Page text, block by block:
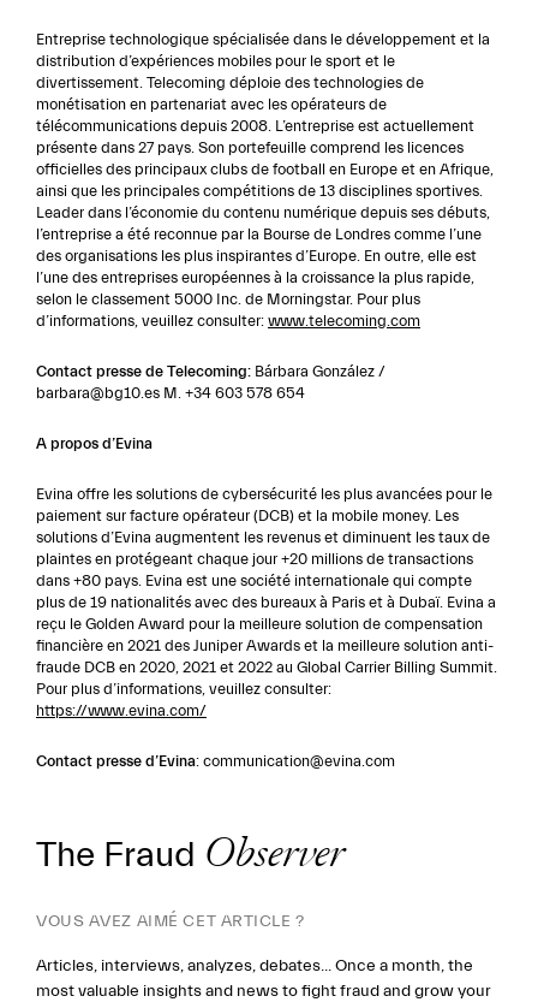
Entreprise technologique spécialisée dans le développement et la
distribution d’expériences mobiles pour le sport et le
divertissement. Telecoming déploie des technologies de
monétisation en partenariat avec les opérateurs de
télécommunications depuis 2008. L’entreprise est actuellement
présente dans 27 pays. Son portefeuille comprend les licences
officielles des principaux clubs de football en Europe et en Afrique,
ainsi que les principales compétitions de 13 disciplines sportives.
Leader dans l’économie du contenu numérique depuis ses débuts,
l’entreprise a été reconnue par la Bourse de Londres comme l’une
des organisations les plus inspirantes d’Europe. En outre, elle est
l’une des entreprises européennes à la croissance la plus rapide,
selon le classement 5000 Inc. de Morningstar. Pour plus
d’informations, veuillez consulter: www.telecoming.com
Contact presse de Telecoming: Bárbara González /
barbara@bg10.es M. +34 603 578 654
A propos d’Evina
Evina offre les solutions de cybersécurité les plus avancées pour le
paiement sur facture opérateur (DCB) et la mobile money. Les
solutions d’Evina augmentent les revenus et diminuent les taux de
plaintes en protégeant chaque jour +20 millions de transactions
dans +80 pays. Evina est une société internationale qui compte
plus de 19 nationalités avec des bureaux à Paris et à Dubaï. Evina a
reçu le Golden Award pour la meilleure solution de compensation
financière en 2021 des Juniper Awards et la meilleure solution anti-
fraude DCB en 2020, 2021 et 2022 au Global Carrier Billing Summit.
Pour plus d’informations, veuillez consulter:
https://www.evina.com/
Contact presse d’Evina: communication@evina.com
The Fraud Observer
VOUS AVEZ AIMÉ CET ARTICLE ?
Articles, interviews, analyzes, debates... Once a month, the
most valuable insights and news to fight fraud and grow your